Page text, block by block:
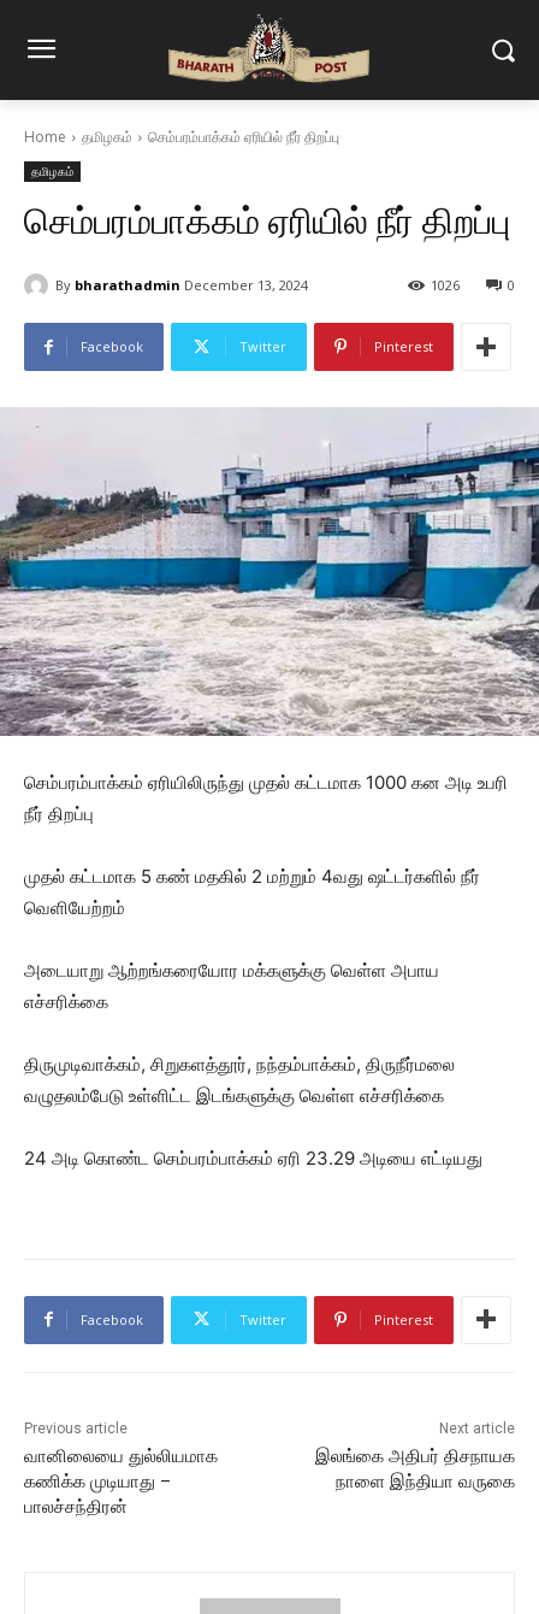
Home தமிழகம் செம்பரம்பாக்கம் ஏரியில் நீர் திறப்பு
தமிழகம்
செம்பரம்பாக்கம் ஏரியில் நீர் திறப்பு
By bharathadmin December 13, 2024 0
1026
Facebook Twitter Pinterest
செம்பரம்பாக்கம் ஏரியிலிருந்து முதல் கட்டமாக 1000 கன அடி உபரி
நீர் திறப்பு
முதல் கட்டமாக 5 கண் மதகில் 2 மற்றும் 4வது ஷட்டர்களில் நீர்
வெளியேற்றம்
அடையாறு ஆற்றங்கரையோர மக்களுக்கு வெள்ள அபாய
எச்சரிக்கை
திருமுடிவாக்கம், சிறுகளத்தூர், நந்தம்பாக்கம், திருநீர்மலை
வழுதலம்பேடு உள்ளிட்ட இடங்களுக்கு வெள்ள எச்சரிக்கை
24 அடி கொண்ட செம்பரம்பாக்கம் ஏரி 23.29 அடியை எட்டியது
Facebook Twitter Pinterest
Previous article
வானிலையை துல்லியமாக
கணிக்க முடியாது –
பாலச்சந்திரன்
Next article
இலங்கை அதிபர் திசநாயக
நாளை இந்தியா வருகை